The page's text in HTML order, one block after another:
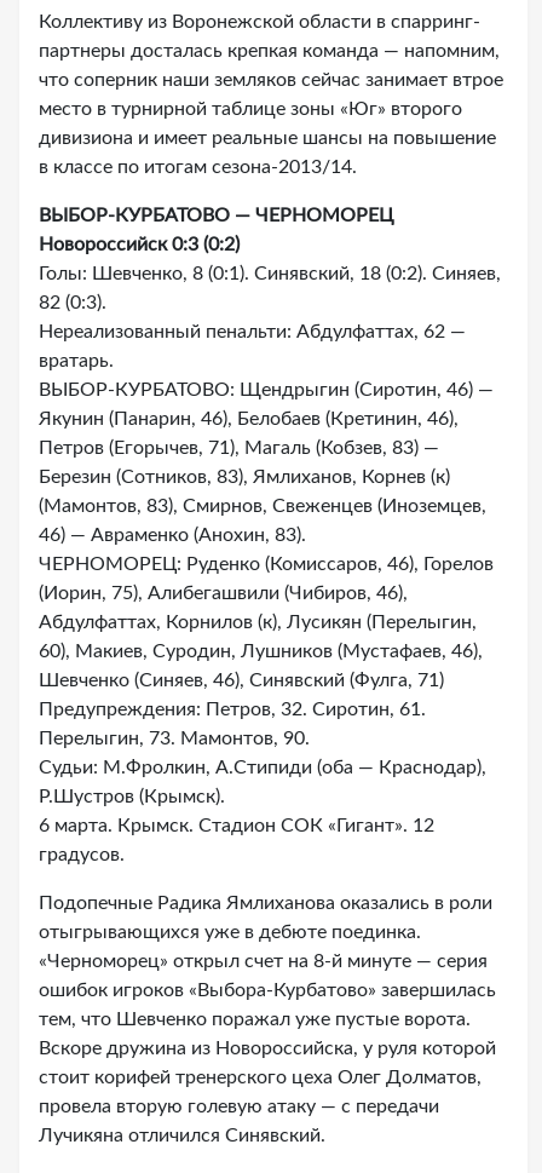
Коллективу из Воронежской области в спарринг-
партнеры досталась крепкая команда — напомним,
что соперник наши земляков сейчас занимает втрое
место в турнирной таблице зоны «Юг» второго
дивизиона и имеет реальные шансы на повышение
в классе по итогам сезона-2013/14.
ВЫБОР-КУРБАТОВО — ЧЕРНОМОРЕЦ
Новороссийск 0:3 (0:2)
Голы: Шевченко, 8 (0:1). Синявский, 18 (0:2). Синяев,
82 (0:3).
Нереализованный пенальти: Абдулфаттах, 62 —
вратарь.
ВЫБОР-КУРБАТОВО: Щендрыгин (Сиротин, 46) —
Якунин (Панарин, 46), Белобаев (Кретинин, 46),
Петров (Егорычев, 71), Магаль (Кобзев, 83) —
Березин (Сотников, 83), Ямлиханов, Корнев (к)
(Мамонтов, 83), Смирнов, Свеженцев (Иноземцев,
46) — Авраменко (Анохин, 83).
ЧЕРНОМОРЕЦ: Руденко (Комиссаров, 46), Горелов
(Иорин, 75), Алибегашвили (Чибиров, 46),
Абдулфаттах, Корнилов (к), Лусикян (Перелыгин,
60), Макиев, Суродин, Лушников (Мустафаев, 46),
Шевченко (Синяев, 46), Синявский (Фулга, 71)
Предупреждения: Петров, 32. Сиротин, 61.
Перелыгин, 73. Мамонтов, 90.
Судьи: М.Фролкин, А.Стипиди (оба — Краснодар),
Р.Шустров (Крымск).
6 марта. Крымск. Стадион СОК «Гигант». 12
градусов.
Подопечные Радика Ямлиханова оказались в роли
отыгрывающихся уже в дебюте поединка.
«Черноморец» открыл счет на 8-й минуте — серия
ошибок игроков «Выбора-Курбатово» завершилась
тем, что Шевченко поражал уже пустые ворота.
Вскоре дружина из Новороссийска, у руля которой
стоит корифей тренерского цеха Олег Долматов,
провела вторую голевую атаку — с передачи
Лучикяна отличился Синявский.